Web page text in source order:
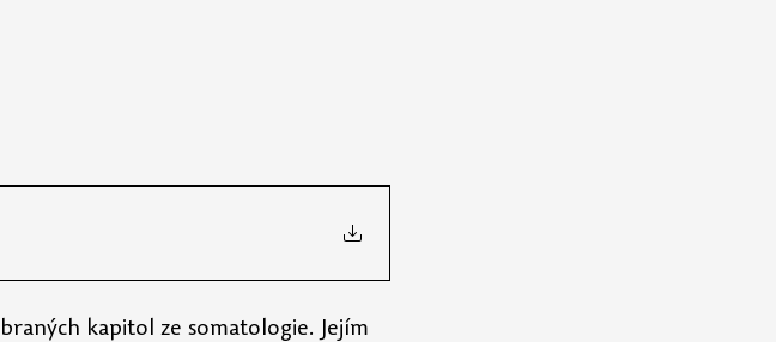
kapitol ze somatologie. Jejím